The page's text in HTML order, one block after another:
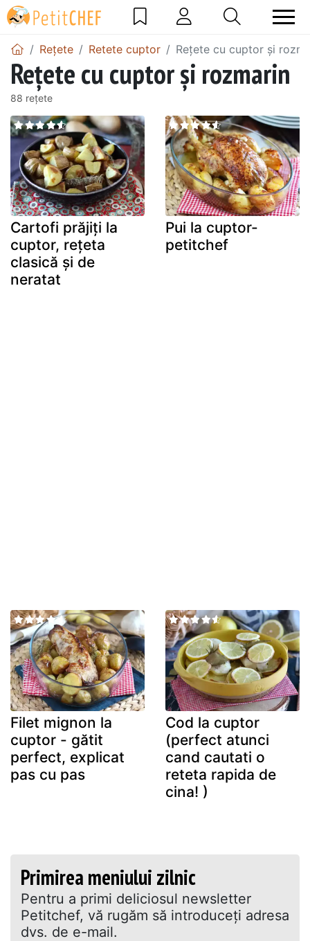
Rețete Retete cuptor Rețete cu cuptor și
Rețete cu cuptor și rozmarin
88 rețete
Cartofi prăjiți la
cuptor, rețeta
clasică și de
neratat
Pui la cuptor-
petitchef
Filet mignon la
cuptor - gătit
perfect, explicat
pas cu pas
Cod la cuptor
(perfect atunci
cand cautati o
reteta rapida de
cina! )
Primirea meniului zilnic
Pentru a primi deliciosul newsletter
Petitchef, vă rugăm să introduceţi adresa
dvs. de e-mail.